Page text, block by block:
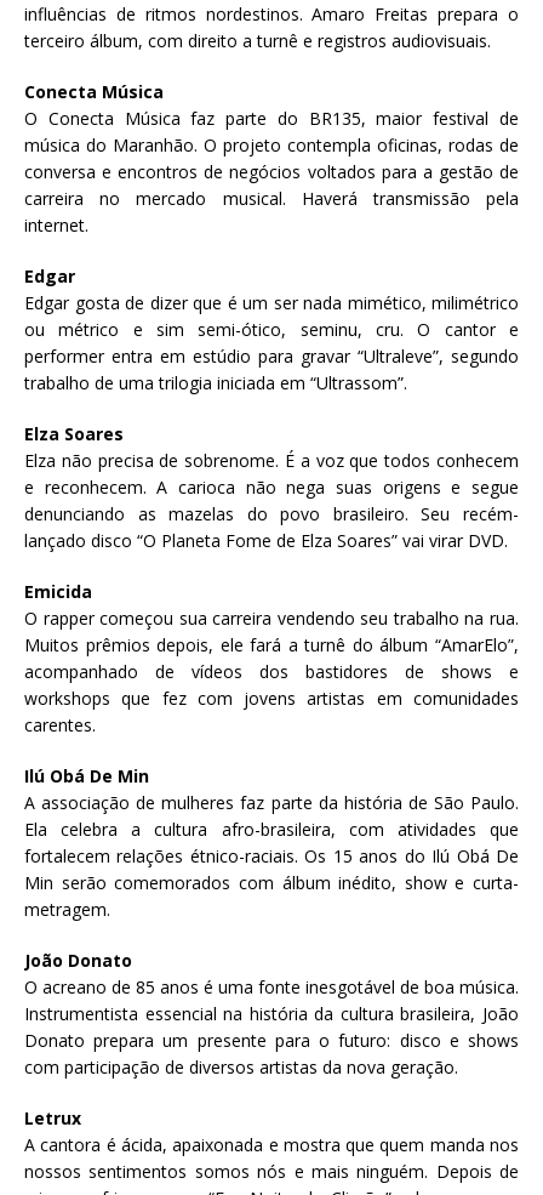
influências de ritmos nordestinos. Amaro Freitas prepara o
terceiro álbum, com direito a turnê e registros audiovisuais.
Conecta Música
O Conecta Música faz parte do BR135, maior festival de
música do Maranhão. O projeto contempla oficinas, rodas de
conversa e encontros de negócios voltados para a gestão de
carreira no mercado musical. Haverá transmissão pela
internet.
Edgar
Edgar gosta de dizer que é um ser nada mimético, milimétrico
ou métrico e sim semi-ótico, seminu, cru. O cantor e
performer entra em estúdio para gravar “Ultraleve”, segundo
trabalho de uma trilogia iniciada em “Ultrassom”.
Elza Soares
Elza não precisa de sobrenome. É a voz que todos conhecem
e reconhecem. A carioca não nega suas origens e segue
denunciando as mazelas do povo brasileiro. Seu recém-
lançado disco “O Planeta Fome de Elza Soares” vai virar DVD.
Emicida
O rapper começou sua carreira vendendo seu trabalho na rua.
Muitos prêmios depois, ele fará a turnê do álbum “AmarElo”,
acompanhado de vídeos dos bastidores de shows e
workshops que fez com jovens artistas em comunidades
carentes.
Ilú Obá De Min
A associação de mulheres faz parte da história de São Paulo.
Ela celebra a cultura afro-brasileira, com atividades que
fortalecem relações étnico-raciais. Os 15 anos do Ilú Obá De
Min serão comemorados com álbum inédito, show e curta-
metragem.
João Donato
O acreano de 85 anos é uma fonte inesgotável de boa música.
Instrumentista essencial na história da cultura brasileira, João
Donato prepara um presente para o futuro: disco e shows
com participação de diversos artistas da nova geração.
Letrux
A cantora é ácida, apaixonada e mostra que quem manda nos
nossos sentimentos somos nós e mais ninguém. Depois de